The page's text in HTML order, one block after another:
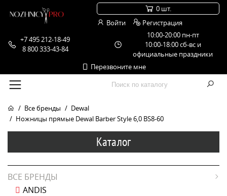
+7 495 212-18-49
8 800 333-43-84
10:00-20:00 пн-пт
10:00-18:00 сб-вс и
официальные праздники
Перезвоните мне
0 шт.
Войти
Регистрация
Все бренды
Dewal
Ножницы прямые Dewal Barber Style 6,0 BS8-60
Каталог
ВСЕ БРЕНДЫ
ANDIS